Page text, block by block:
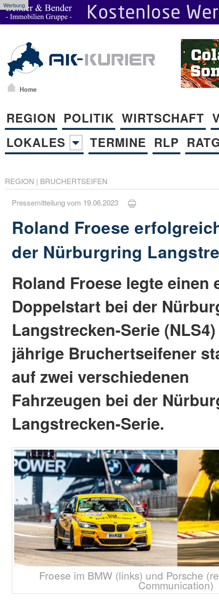
Werbung
Home
REGION POLITIK WIRTSCHAFT
LOKALES
TERMINE RLP
REGION | BRUCHERTSEIFEN
Pressemitteilung vom 19.06.2023
Roland Froese
der Nürburgring
Roland Froese legte
Doppelstart bei der
Langstrecken-Serie
jährige Bruchertseifener
auf zwei verschiedenen
Fahrzeugen bei der
Langstrecken-Serie.
Froese im BMW (links) und Porsche
Communication)